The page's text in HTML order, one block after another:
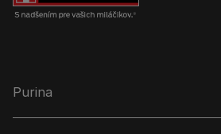
Purina